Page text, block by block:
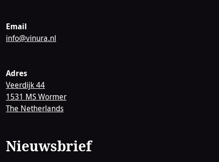
Email
info@vinura.nl
Adres
Veerdijk 44
1531 MS Wormer
The Netherlands
Nieuwsbrief